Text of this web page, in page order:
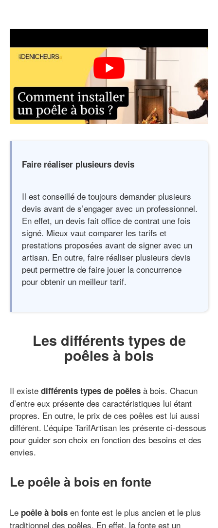
Faire réaliser plusieurs devis
Il est conseillé de toujours demander plusieurs
devis avant de s’engager avec un professionnel.
En effet, un devis fait office de contrat une fois
signé. Mieux vaut comparer les tarifs et
prestations proposées avant de signer avec un
artisan. En outre, faire réaliser plusieurs devis
peut permettre de faire jouer la concurrence
pour obtenir un meilleur tarif.
Les différents types de
poêles à bois
Il existe différents types de poêles à bois. Chacun
d’entre eux présente des caractéristiques lui étant
propres. En outre, le prix de ces poêles est lui aussi
différent. L’équipe TarifArtisan les présente ci-dessous
pour guider son choix en fonction des besoins et des
envies.
Le poêle à bois en fonte
Le poêle à bois en fonte est le plus ancien et le plus
traditionnel des poêles. En effet, la fonte est un